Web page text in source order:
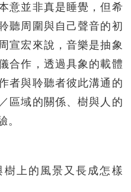
意並非真是睡覺，但希
聽周圍與自己聲音的初
宣宏來說，音樂是抽象
合作，透過具象的載體
者與聆聽者彼此溝通的
區域的關係、樹與人的
。
上的風景又長成怎樣